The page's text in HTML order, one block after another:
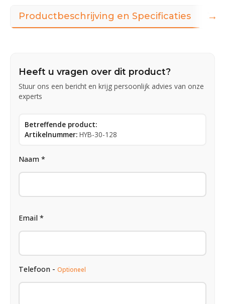
Productbeschrijving en Specificaties
Heeft u vragen over dit product?
Stuur ons een bericht en krijg persoonlijk advies van onze
experts
Betreffende product:
Artikelnummer: HYB-30-128
Naam *
Email *
Telefoon - Optioneel
→